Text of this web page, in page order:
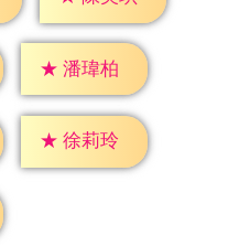
★ 潘瑋柏
★ 徐莉玲